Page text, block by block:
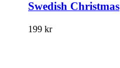
Swedish Christmas
199 kr